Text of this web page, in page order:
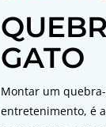
GATO
Montar um
entretenimento, é